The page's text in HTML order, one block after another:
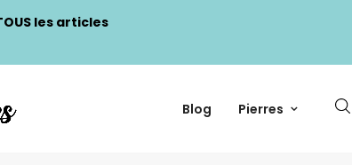
les articles
Blog Pierres